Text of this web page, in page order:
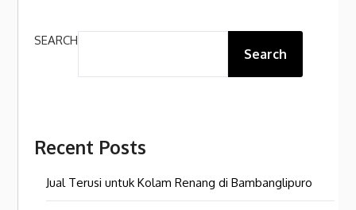
SEARCH
Search
Recent Posts
Jual Terusi untuk Kolam Renang di Bambanglipuro